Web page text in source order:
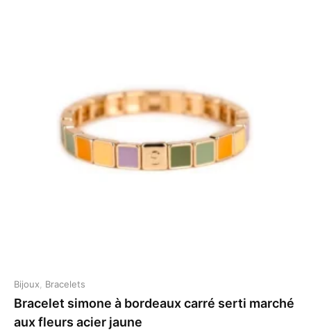
Bijoux Bracelets
Bracelet simone à bordeaux carré serti marché
aux fleurs acier jaune